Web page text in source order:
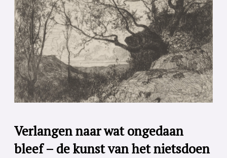
Verlangen naar wat ongedaan
bleef – de kunst van het nietsdoen